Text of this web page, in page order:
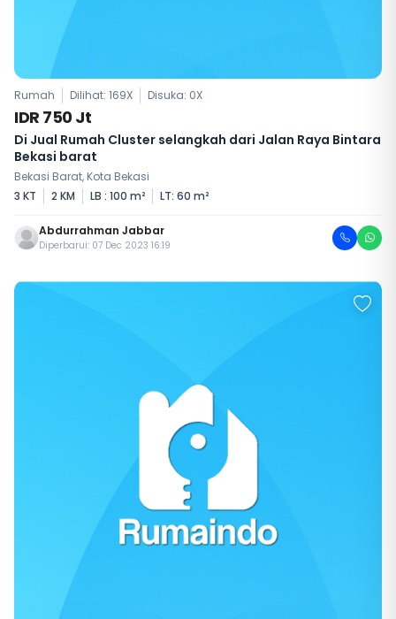
Rumah Dilihat: 169X Disuka: 0X
IDR 750 Jt
Di Jual Rumah Cluster selangkah dari Jalan Raya Bintara
Bekasi barat
Bekasi Barat, Kota Bekasi
3 KT
2 KM LB : 100 m² LT: 60 m²
Abdurrahman Jabbar
Diperbarui: 07 Dec 2023 16:19